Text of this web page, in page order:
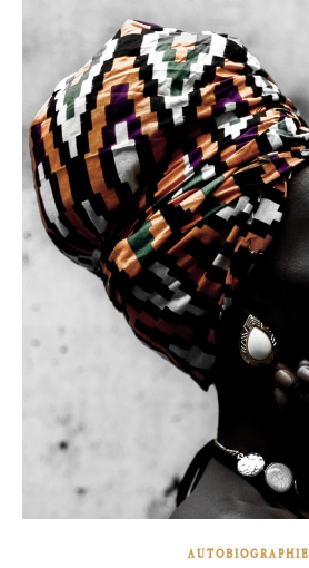
AUTOBIOGRAPHIE